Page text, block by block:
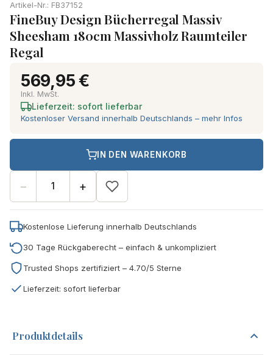
Artikel-Nr.: FB37152
FineBuy Design Bücherregal Massiv
Sheesham 180cm Massivholz Raumteiler
Regal
569,95 €
Inkl. MwSt.
Lieferzeit: sofort lieferbar
Kostenloser Versand innerhalb Deutschlands – mehr Infos
− +
IN DEN WARENKORB
Kostenlose Lieferung innerhalb Deutschlands
30 Tage Rückgaberecht – einfach & unkompliziert
Trusted Shops zertifiziert – 4.70/5 Sterne
Lieferzeit: sofort lieferbar
Produktdetails